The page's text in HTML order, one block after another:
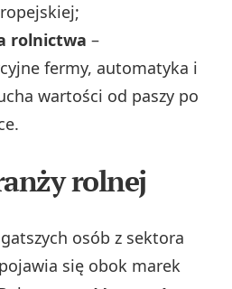
rolnictwa –
fermy, automatyka i
wartości od paszy po
rolnej
osób z sektora
się obok marek